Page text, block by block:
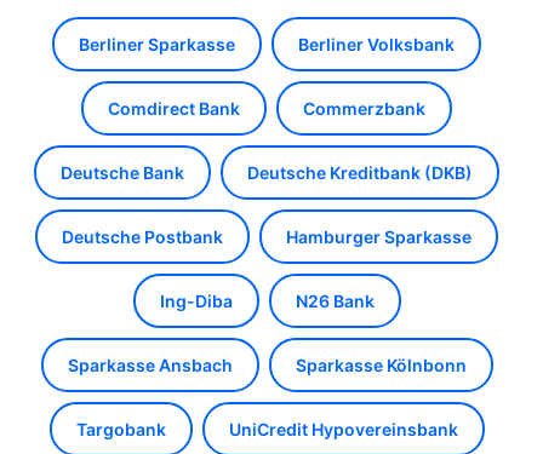
Berliner Sparkasse Berliner Volksbank
Comdirect Bank Commerzbank
Deutsche Bank Deutsche Kreditbank (DKB)
Deutsche Postbank Hamburger Sparkasse
Ing-Diba N26 Bank
Sparkasse Ansbach Sparkasse Kölnbonn
Targobank UniCredit Hypovereinsbank